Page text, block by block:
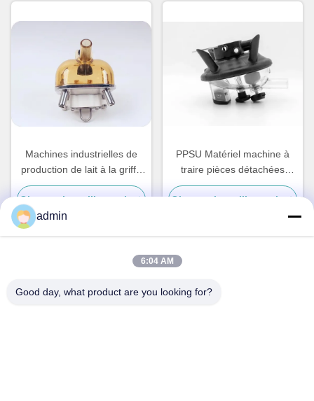
Machines industrielles de
production de lait à la griffe
450cc PC Matériel de
production agricole
Obtenez le meilleur prix
PPSU Matériel machine à
traire pièces détachées
Griffe 450cc Produits laitiers
industriels
Obtenez le meilleur prix
admin
6:04 AM
Good day, what product are you looking for?